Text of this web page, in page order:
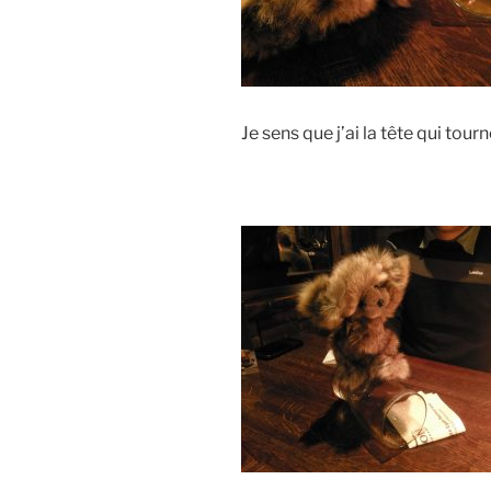
Je sens que j’ai la tête qui